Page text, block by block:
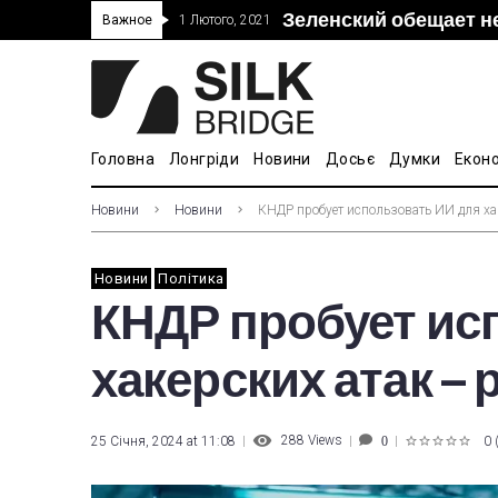
Важное 1 Лютого, 2021 Зеленский обещает
Прошло 5-тое
“Дочка” Beijing
В Украине ввели
Головна Лонгріди Новини Досьє Думки
Новини Новини КНДР пробует использовать ИИ для
Новини Політика
КНДР пробует
хакерских атак
25 Січня, 2024 at 11:08 288 Views 0 0 (